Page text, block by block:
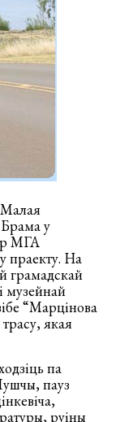
Малая
у
МГА
праекту. На
грамадскай
музейнай
“Марцiнова
якая
па
пауз
руiны